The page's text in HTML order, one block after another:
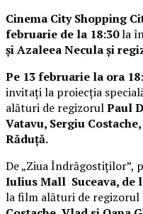
Cinema City Shopping
februarie de la 18:30la
și Azaleea Necula și
Pe 13 februarie la ora
invitați la proiecția
alături de regizorulPaul
Vatavu, Sergiu
Răduță.
De „Ziua Îndrăgostiților”,
Iulius Mall Suceava, de
la film alături de regizorul